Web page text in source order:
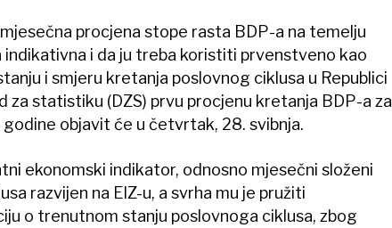
mjesečna procjena stope rasta BDP-a na temelju
indikativna i da ju treba koristiti prvenstveno kao
i smjeru kretanja poslovnog ciklusa u Republici
za statistiku (DZS) prvu procjenu kretanja BDP-a za
objavit će u četvrtak, 28. svibnja.
ekonomski indikator, odnosno mjesečni složeni
razvijen na EIZ-u, a svrha mu je pružiti
o trenutnom stanju poslovnoga ciklusa, zbog